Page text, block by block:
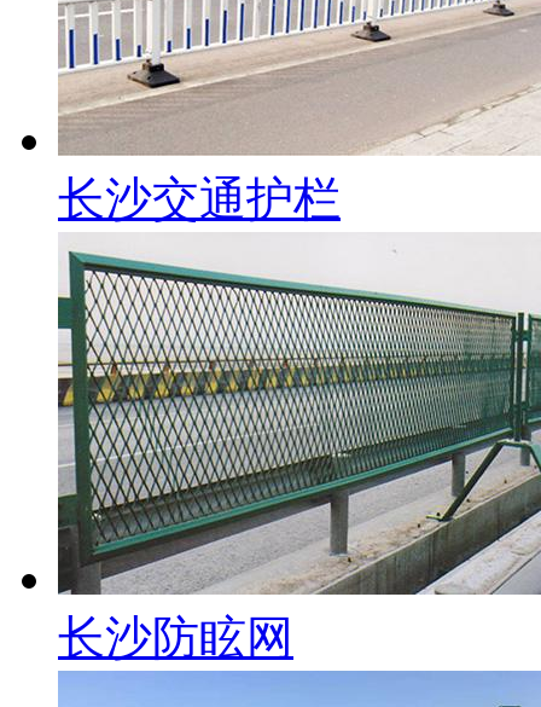
长沙交通护栏
长沙防眩网